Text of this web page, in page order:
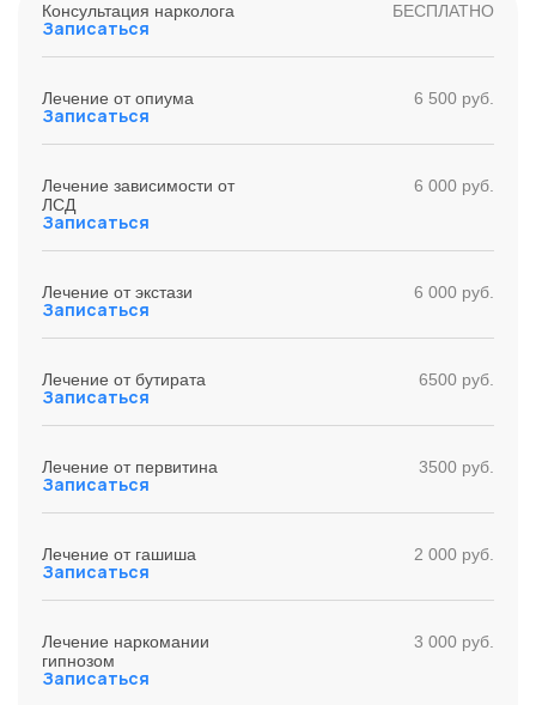
Консультация нарколога БЕСПЛАТНО
Записаться
Лечение от опиума 6 500 руб.
Записаться
Лечение зависимости от
ЛСД
6 000 руб.
Записаться
Лечение от экстази 6 000 руб.
Записаться
Лечение от бутирата 6500 руб.
Записаться
Лечение от первитина 3500 руб.
Записаться
Лечение от гашиша 2 000 руб.
Записаться
Лечение наркомании
гипнозом
3 000 руб.
Записаться